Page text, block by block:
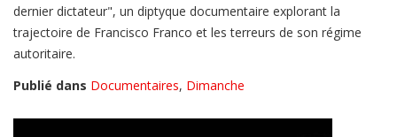
dernier dictateur", un diptyque documentaire explorant la
trajectoire de Francisco Franco et les terreurs de son régime
autoritaire.
Publié dans Documentaires, Dimanche